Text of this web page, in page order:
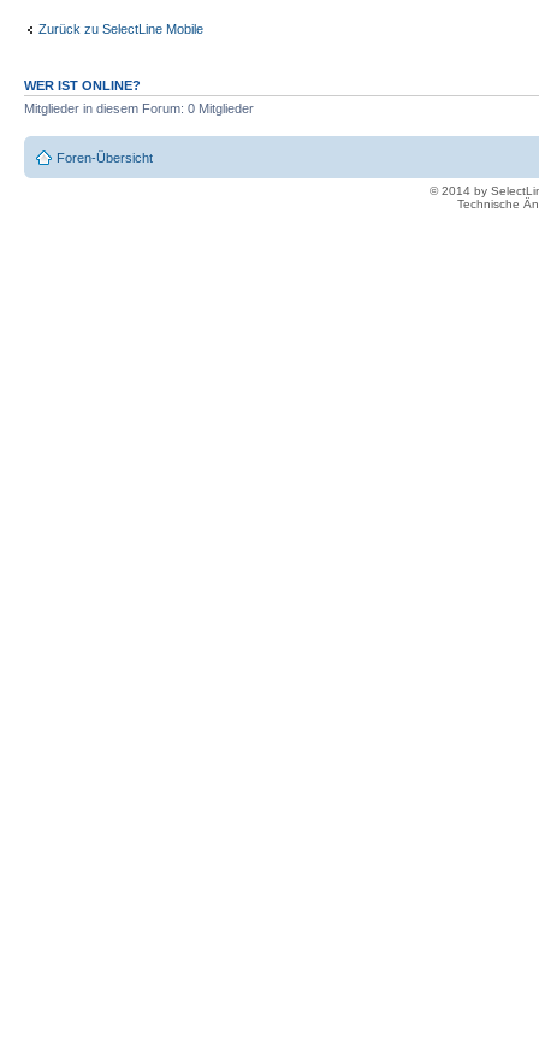
Zurück zu SelectLine Mobile
WER IST ONLINE?
Mitglieder in diesem Forum: 0 Mitglieder
Foren-Übersicht
© 2014 by
Technische